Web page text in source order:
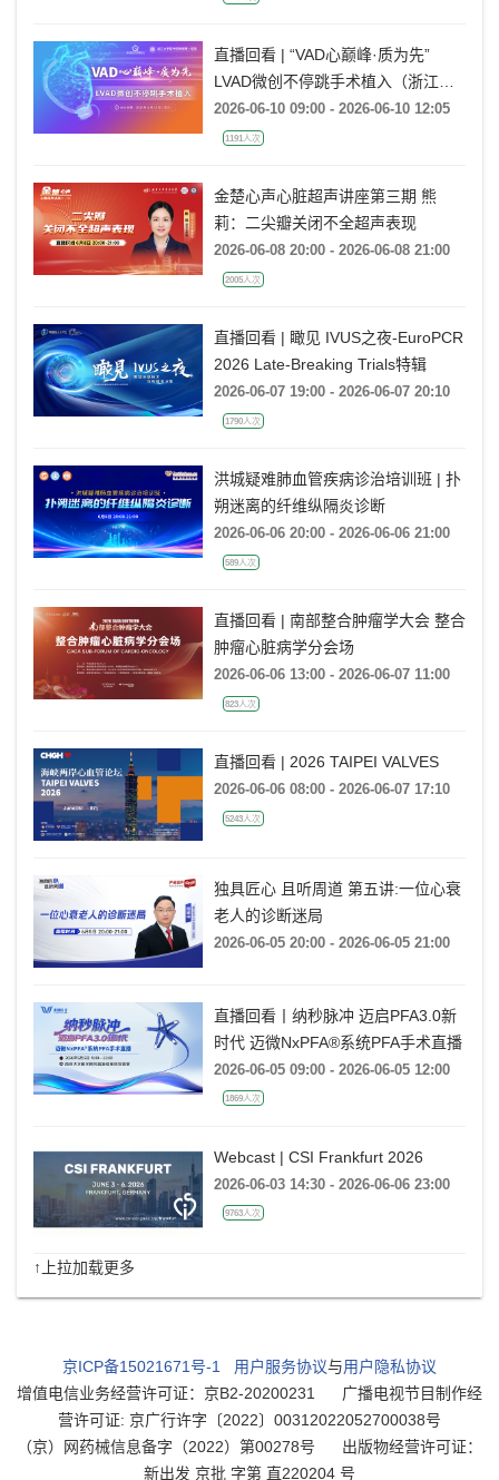
直播回看 | “VAD心巅峰·质为先”
LVAD微创不停跳手术植入（浙江大
学医学院附属第一医院站）
2026-06-10 09:00 - 2026-06-10 12:05
1191人次
金楚心声心脏超声讲座第三期 熊
莉：二尖瓣关闭不全超声表现
2026-06-08 20:00 - 2026-06-08 21:00
2005人次
直播回看 | 瞰见 IVUS之夜-EuroPCR
2026 Late-Breaking Trials特辑
2026-06-07 19:00 - 2026-06-07 20:10
1790人次
洪城疑难肺血管疾病诊治培训班 | 扑
朔迷离的纤维纵隔炎诊断
2026-06-06 20:00 - 2026-06-06 21:00
589人次
直播回看 | 南部整合肿瘤学大会 整合
肿瘤心脏病学分会场
2026-06-06 13:00 - 2026-06-07 11:00
823人次
直播回看 | 2026 TAIPEI VALVES
2026-06-06 08:00 - 2026-06-07 17:10
5243人次
独具匠心 且听周道 第五讲:一位心衰
老人的诊断迷局
2026-06-05 20:00 - 2026-06-05 21:00
直播回看丨纳秒脉冲 迈启PFA3.0新
时代 迈微NxPFA®系统PFA手术直播
2026-06-05 09:00 - 2026-06-05 12:00
1869人次
Webcast | CSI Frankfurt 2026
2026-06-03 14:30 - 2026-06-06 23:00
9763人次
↑上拉加载更多
京ICP备15021671号-1 用户服务协议与用户隐私协议
增值电信业务经营许可证：京B2-20200231
广播电视节目制作经
营许可证: 京广行许字〔2022〕00312022052700038号
（京）网药械信息备字（2022）第00278号
出版物经营许可证：
新出发 京批 字第 直220204 号